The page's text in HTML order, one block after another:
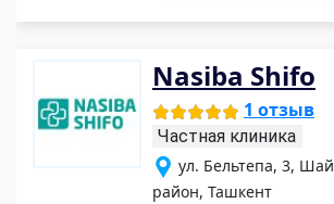
Nasiba Shifo
1 отзыв
Частная клиника
ул. Бельтепа, 3,
район, Ташкент